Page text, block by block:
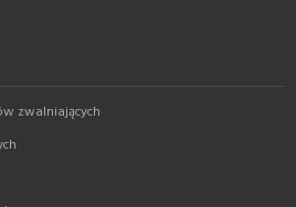
zwalniających